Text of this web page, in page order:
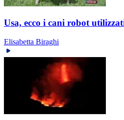
Usa, ecco i cani robot
Elisabetta Biraghi